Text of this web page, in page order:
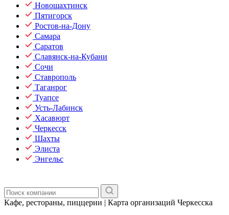
Новошахтинск
Пятигорск
Ростов-на-Дону
Самара
Саратов
Славянск-на-Кубани
Сочи
Ставрополь
Таганрог
Туапсе
Усть-Лабинск
Хасавюрт
Черкесск
Шахты
Элиста
Энгельс
Кафе, рестораны, пиццерии | Карта организаций Черкесска